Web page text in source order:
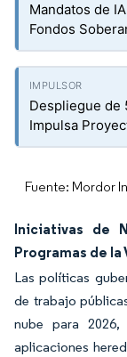
Mandatos de
Fondos
Despliegue de
Impulsa
Fuente: Mordor
Iniciativas de
Programas de la
Las políticas
de trabajo
nube para
aplicaciones